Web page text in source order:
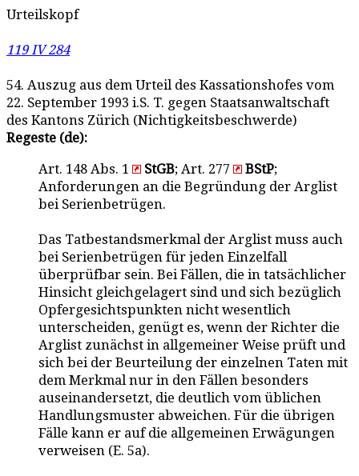
Urteilskopf
119 IV 284
54. Auszug aus dem Urteil des Kassationshofes vom
22. September 1993 i.S. T. gegen Staatsanwaltschaft
des Kantons Zürich (Nichtigkeitsbeschwerde)
Regeste (de):
Art. 148 Abs. 1 StGB; Art. 277 BStP;
Anforderungen an die Begründung der Arglist
bei Serienbetrügen.
Das Tatbestandsmerkmal der Arglist muss auch
bei Serienbetrügen für jeden Einzelfall
überprüfbar sein. Bei Fällen, die in tatsächlicher
Hinsicht gleichgelagert sind und sich bezüglich
Opfergesichtspunkten nicht wesentlich
unterscheiden, genügt es, wenn der Richter die
Arglist zunächst in allgemeiner Weise prüft und
sich bei der Beurteilung der einzelnen Taten mit
dem Merkmal nur in den Fällen besonders
auseinandersetzt, die deutlich vom üblichen
Handlungsmuster abweichen. Für die übrigen
Fälle kann er auf die allgemeinen Erwägungen
verweisen (E. 5a).